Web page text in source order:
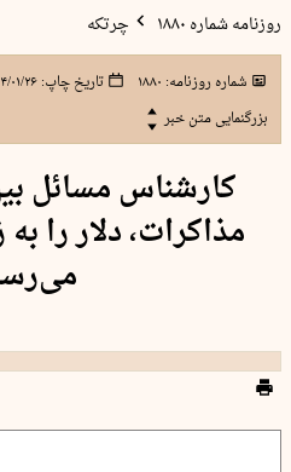
روزنامه شماره ۱۸۸۰ چرتکه
شماره روزنامه: ۱۸۸۰ تاریخ چاپ:۱۴۰۴/
بزرگنمایی متن خبر
کارشناس مسائل